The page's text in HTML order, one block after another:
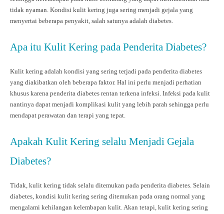
tidak nyaman. Kondisi kulit kering juga sering menjadi gejala yang
menyertai beberapa penyakit, salah satunya adalah diabetes.
Apa itu Kulit Kering pada Penderita Diabetes?
Kulit kering adalah kondisi yang sering terjadi pada penderita diabetes
yang diakibatkan oleh beberapa faktor. Hal ini perlu menjadi perhatian
khusus karena penderita diabetes rentan terkena infeksi. Infeksi pada kulit
nantinya dapat menjadi komplikasi kulit yang lebih parah sehingga perlu
mendapat perawatan dan terapi yang tepat.
Apakah Kulit Kering selalu Menjadi Gejala
Diabetes?
Tidak, kulit kering tidak selalu ditemukan pada penderita diabetes. Selain
diabetes, kondisi kulit kering sering ditemukan pada orang normal yang
mengalami kehilangan kelembapan kulit. Akan tetapi, kulit kering sering